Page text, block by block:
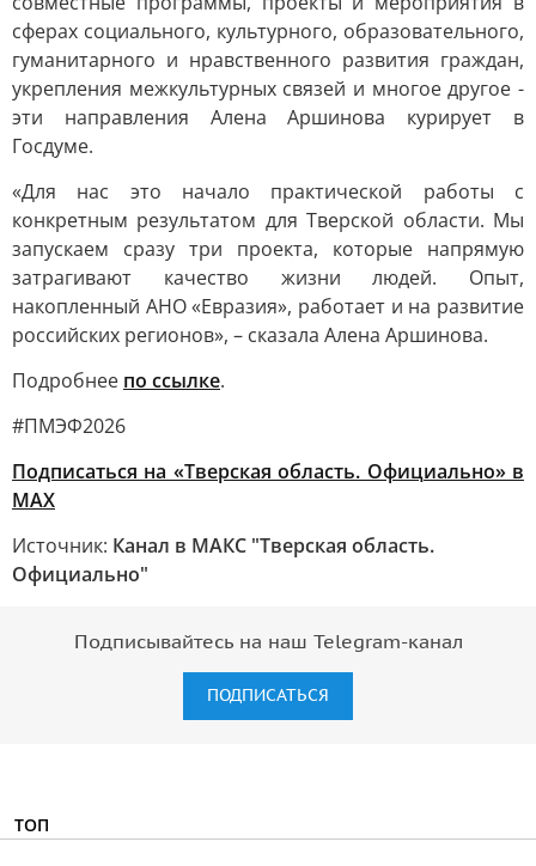
сферах социального, культурного, образовательного,
гуманитарного и нравственного развития граждан,
укрепления межкультурных связей и многое другое -
эти направления Алена Аршинова курирует в
Госдуме.
«Для нас это начало практической работы с
конкретным результатом для Тверской области. Мы
запускаем сразу три проекта, которые напрямую
затрагивают качество жизни людей. Опыт,
накопленный АНО «Евразия», работает и на развитие
российских регионов», – сказала Алена Аршинова.
Подробнее по ссылке.
#ПМЭФ2026
Подписаться на «Тверская область. Официально» в
МАХ
Источник: Канал в МАКС "Тверская область.
Официально"
Подписывайтесь на наш Telegram-канал
ПОДПИСАТЬСЯ
ТОП